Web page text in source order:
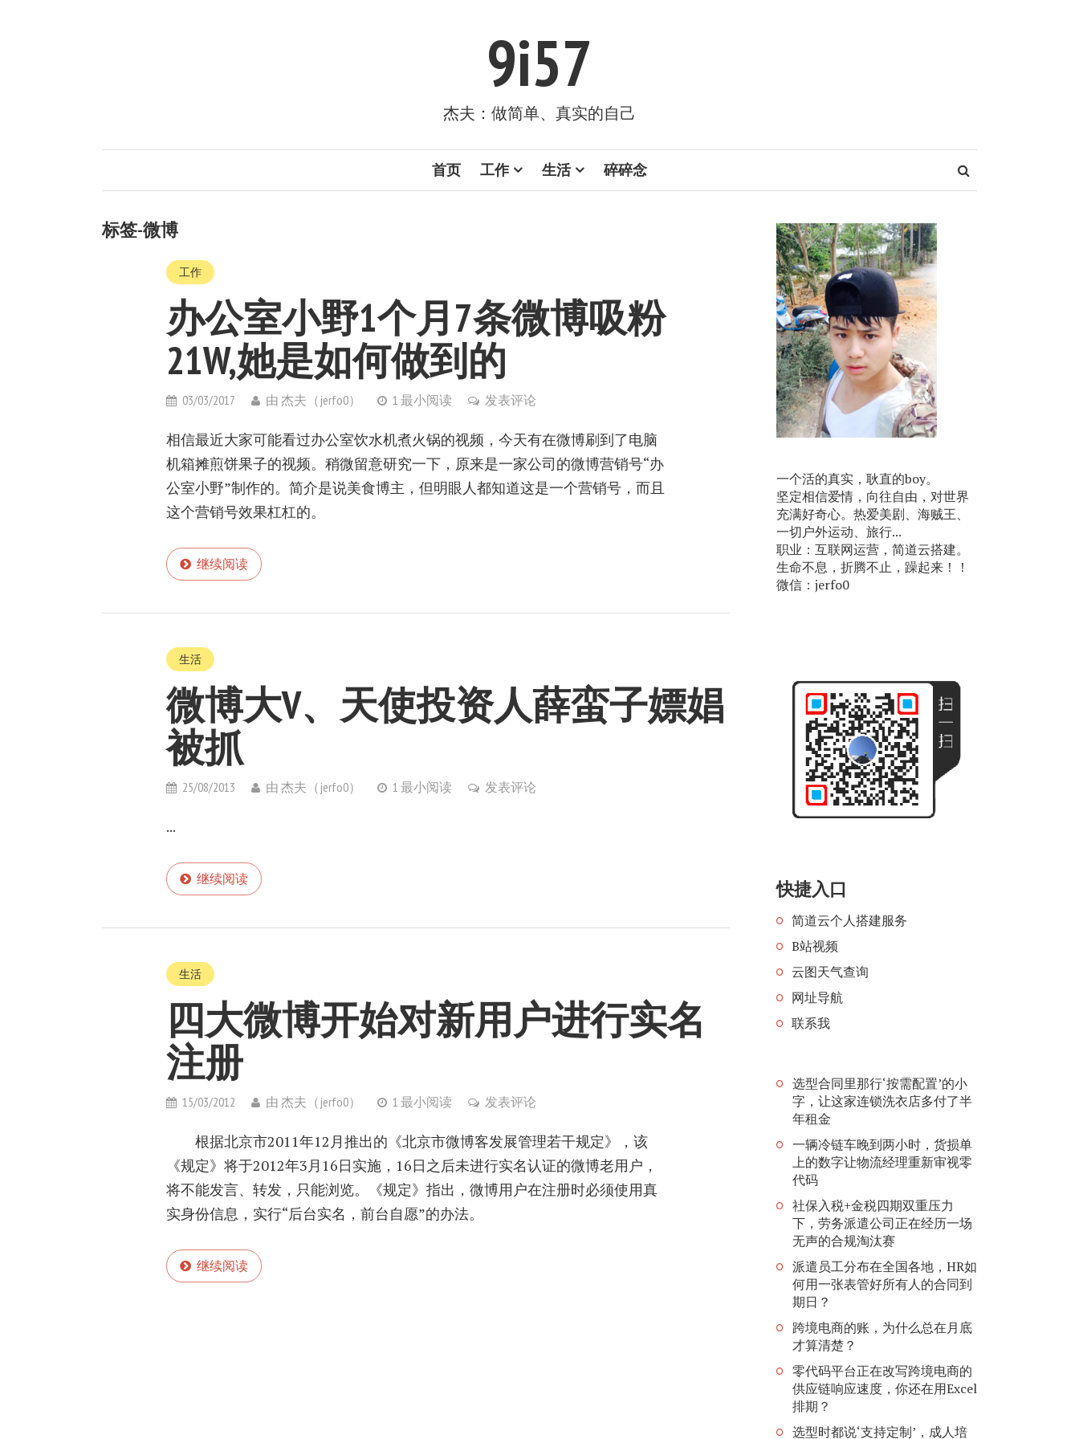
9i57
杰夫：做简单、真实的自己
首页 工作 生活 碎碎念
标签-微博
工作
办公室小野1个月7条微博吸粉
21W,她是如何做到的
03/03/2017 由 杰夫（jerfo0） 1 最小阅读 发表评论
相信最近大家可能看过办公室饮水机煮火锅的视频，今天有在微博刷到了电脑
机箱摊煎饼果子的视频。稍微留意研究一下，原来是一家公司的微博营销号“办
公室小野”制作的。简介是说美食博主，但明眼人都知道这是一个营销号，而且
这个营销号效果杠杠的。
继续阅读
生活
微博大V、天使投资人薛蛮子嫖娼
被抓
25/08/2013 由 杰夫（jerfo0） 1 最小阅读 发表评论
...
继续阅读
生活
四大微博开始对新用户进行实名
注册
15/03/2012 由 杰夫（jerfo0） 1 最小阅读 发表评论
根据北京市2011年12月推出的《北京市微博客发展管理若干规定》，该
《规定》将于2012年3月16日实施，16日之后未进行实名认证的微博老用户，
将不能发言、转发，只能浏览。《规定》指出，微博用户在注册时必须使用真
实身份信息，实行“后台实名，前台自愿”的办法。
继续阅读
一个活的真实，耿直的boy。
坚定相信爱情，向往自由，对世界
充满好奇心。热爱美剧、海贼王、
一切户外运动、旅行...
职业：互联网运营，简道云搭建。
生命不息，折腾不止，躁起来！！
微信：jerfo0
快捷入口
简道云个人搭建服务
B站视频
云图天气查询
网址导航
联系我
选型合同里那行‘按需配置’的小
字，让这家连锁洗衣店多付了半
年租金
一辆冷链车晚到两小时，货损单
上的数字让物流经理重新审视零
代码
社保入税+金税四期双重压力
下，劳务派遣公司正在经历一场
无声的合规淘汰赛
派遣员工分布在全国各地，HR如
何用一张表管好所有人的合同到
期日？
跨境电商的账，为什么总在月底
才算清楚？
零代码平台正在改写跨境电商的
供应链响应速度，你还在用Excel
排期？
选型时都说‘支持定制’，成人培